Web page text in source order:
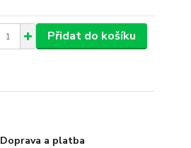
Přidat do košíku
Doprava a platba